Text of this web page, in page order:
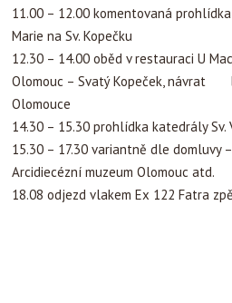
11.00 – 12.00 komentovaná
Marie na Sv. Kopečku
12.30 – 14.00 oběd v restauraci U
Olomouc – Svatý Kopeček, návrat
Olomouce
14.30 – 15.30 prohlídka katedrály Sv.
15.30 – 17.30 variantně dle domluvy
Arcidiecézní muzeum Olomouc atd.
18.08 odjezd vlakem Ex 122 Fatra